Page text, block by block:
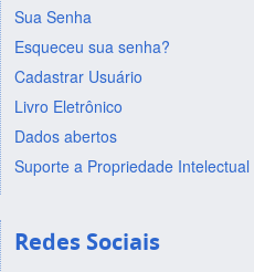
Sua Senha
Esqueceu sua senha?
Cadastrar Usuário
Livro Eletrônico
Dados abertos
Suporte a Propriedade Intelectual
Redes Sociais